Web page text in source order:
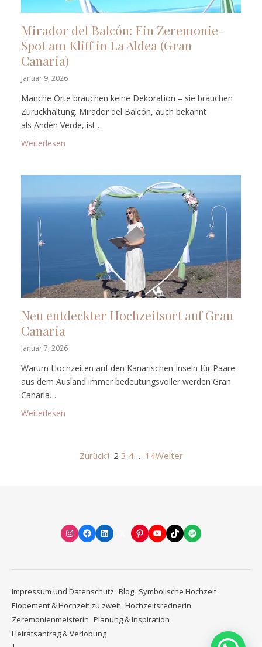
Mirador del Balcón: Ein Zeremonie-
Spot am Kliff in La Aldea (Gran
Canaria)
Januar 9, 2026
Manche Orte brauchen keine Dekoration – sie brauchen
Zurückhaltung. Mirador del Balcón, auch bekannt
als Andén Verde, ist…
Weiterlesen
Neu entdeckter Hochzeitsort auf Gran
Canaria
Januar 7, 2026
Warum Hochzeiten auf den Kanarischen Inseln für Paare
aus dem Ausland immer bedeutungsvoller werden Gran
Canaria…
Weiterlesen
Zurück1 2 3 4 … 14Weiter
Instagram
FacebookLinkedInPinterest
YouTube
TikTokSpotify
Impressum und Datenschutz Blog Symbolische Hochzeit
Elopement & Hochzeit zu zweit Hochzeitsrednerin
Zeremonienmeisterin Planung & Inspiration
Heiratsantrag & Verlobung